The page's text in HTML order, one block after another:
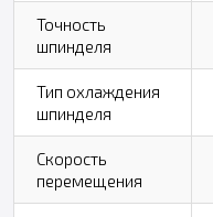
Точность
шпинделя
Тип охлаждения
шпинделя
Скорость
перемещения